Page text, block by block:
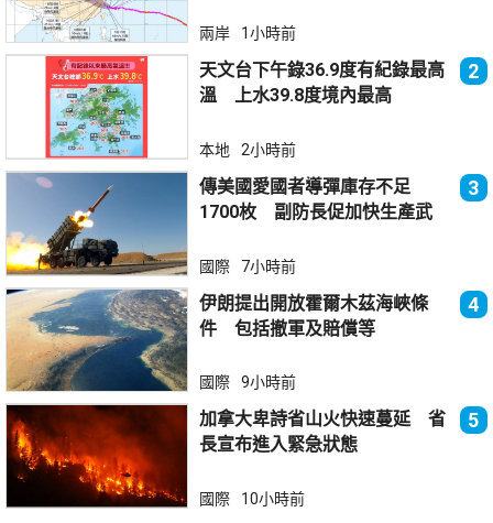
兩岸 1小時前
天文台下午錄36.9度有紀錄最高
溫 上水39.8度境內最高
2
本地 2小時前
傳美國愛國者導彈庫存不足
1700枚 副防長促加快生產武
3
國際 7小時前
伊朗提出開放霍爾木茲海峽條
件 包括撤軍及賠償等
4
國際 9小時前
加拿大卑詩省山火快速蔓延 省
長宣布進入緊急狀態
5
國際 10小時前